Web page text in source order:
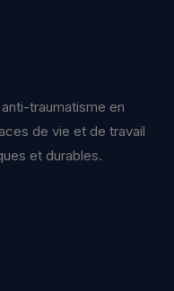
traumatisme en
de vie et de travail
et durables.